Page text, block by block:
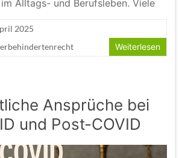
Alltags- und Berufsleben. Viele
2025
Weiterlesen
Ansprüche bei
und Post-COVID